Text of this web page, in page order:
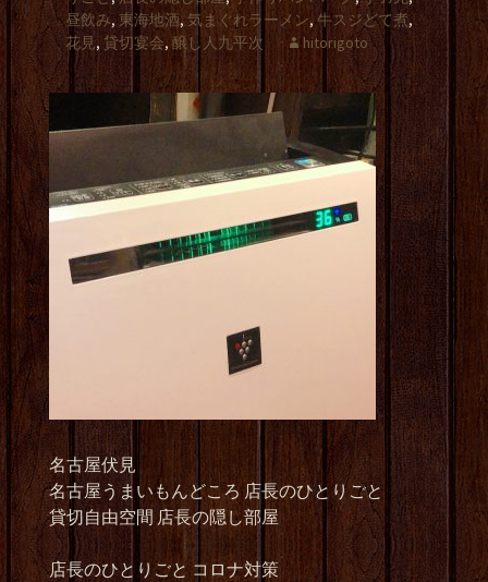
昼飲み, 東海地酒,気まぐれラーメン,牛スジどて煮,
花見, 貸切宴会,醸し人九平次 hitorigoto
名古屋伏見
名古屋うまいもんどころ 店長のひとりごと
貸切自由空間 店長の隠し部屋
店長のひとりごと コロナ対策